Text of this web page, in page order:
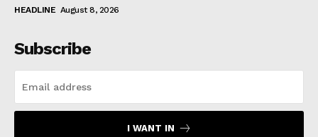
HEADLINE August 8, 2026
Subscribe
I WANT IN